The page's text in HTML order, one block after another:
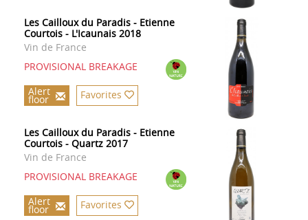
Les Cailloux du Paradis - Etienne
Courtois - L'Icaunais 2018
Vin de France
PROVISIONAL BREAKAGE
Alert
floor Favorites
Les Cailloux du Paradis - Etienne
Courtois - Quartz 2017
Vin de France
PROVISIONAL BREAKAGE
Alert
floor Favorites